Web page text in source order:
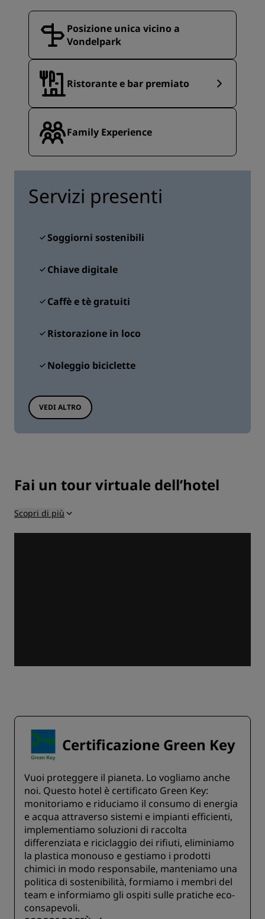
Posizione unica vicino a
Vondelpark
Ristorante e bar premiato
Family Experience
Servizi presenti
Soggiorni sostenibili
Chiave digitale
Caffè e tè gratuiti
Ristorazione in loco
Noleggio biciclette
VEDI ALTRO
Fai un tour virtuale dell’hotel
Scopri di più
Certificazione Green Key
Vuoi proteggere il pianeta. Lo vogliamo anche
noi. Questo hotel è certificato Green Key:
monitoriamo e riduciamo il consumo di energia
e acqua attraverso sistemi e impianti efficienti,
implementiamo soluzioni di raccolta
differenziata e riciclaggio dei rifiuti, eliminiamo
la plastica monouso e gestiamo i prodotti
chimici in modo responsabile, manteniamo una
politica di sostenibilità, formiamo i membri del
team e informiamo gli ospiti sulle pratiche eco-
consapevoli.